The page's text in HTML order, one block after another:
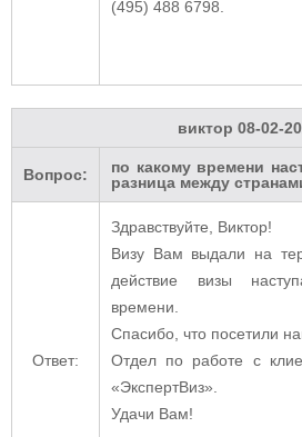
(495) 488 6798.
виктор 08-02-
Вопрос:
по какому времени
разница между
Ответ:
Здравствуйте, Виктор!
Визу Вам выдали на
действие визы
времени.
Спасибо, что посетили
Отдел по работе с
«ЭкспертВиз».
Удачи Вам!